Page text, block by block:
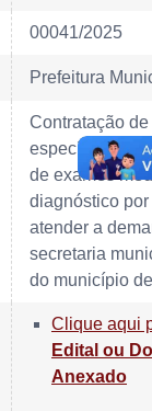
00041/2025
Prefeitura
Contratação
especializada
de exames
diagnóstico
atender a
secretaria
do município
Clique aqui
Edital ou
Anexado